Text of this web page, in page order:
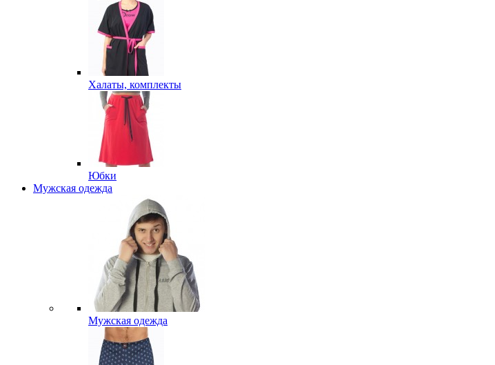
Халаты, комплекты
Юбки
Мужская одежда
Мужская одежда